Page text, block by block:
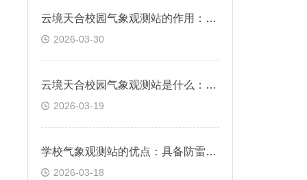
云境天合校园气象观测站的作用：辅助校园管理，服务于气象科普教育
2026-03-30
云境天合校园气象观测站是什么：专为校园环境设计的气象监测系统
2026-03-19
学校气象观测站的优点：具备防雷、抗干扰、耐腐蚀特性，可长期运行
2026-03-18